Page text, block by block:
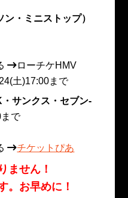
・ミニストップ）
ローチケHMV
土)17:00まで
サンクス・セブン-
で
チケットぴあ
ません！
。お早めに！